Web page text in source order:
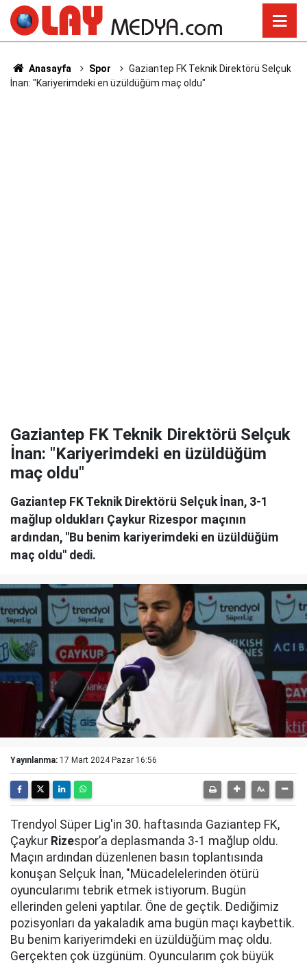
Anasayfa Spor
Gaziantep FK Teknik Direktörü Selçuk
İnan: "Kariyerimdeki en üzüldüğüm maç oldu"
Gaziantep FK Teknik Direktörü Selçuk
İnan: "Kariyerimdeki en üzüldüğüm
maç oldu"
Gaziantep FK Teknik Direktörü Selçuk İnan, 3-1
mağlup oldukları Çaykur Rizespor maçının
ardından, "Bu benim kariyerimdeki en üzüldüğüm
maç oldu" dedi.
Yayınlanma: 17 Mart 2024 Pazar 16:56
Trendyol Süper Lig'in 30. haftasında Gaziantep FK,
Çaykur Rizespor’a deplasmanda 3-1 mağlup oldu.
Maçın ardından düzenlenen basın toplantısında
konuşan Selçuk İnan, "Mücadelelerinden ötürü
oyuncularımı tebrik etmek istiyorum. Bugün
ellerinden geleni yaptılar. Öne de geçtik. Dediğimiz
pozisyonları da yakaladık ama bugün maçı kaybettik.
Bu benim kariyerimdeki en üzüldüğüm maç oldu.
Gerçekten çok üzgünüm. Oyuncularım çok büyük